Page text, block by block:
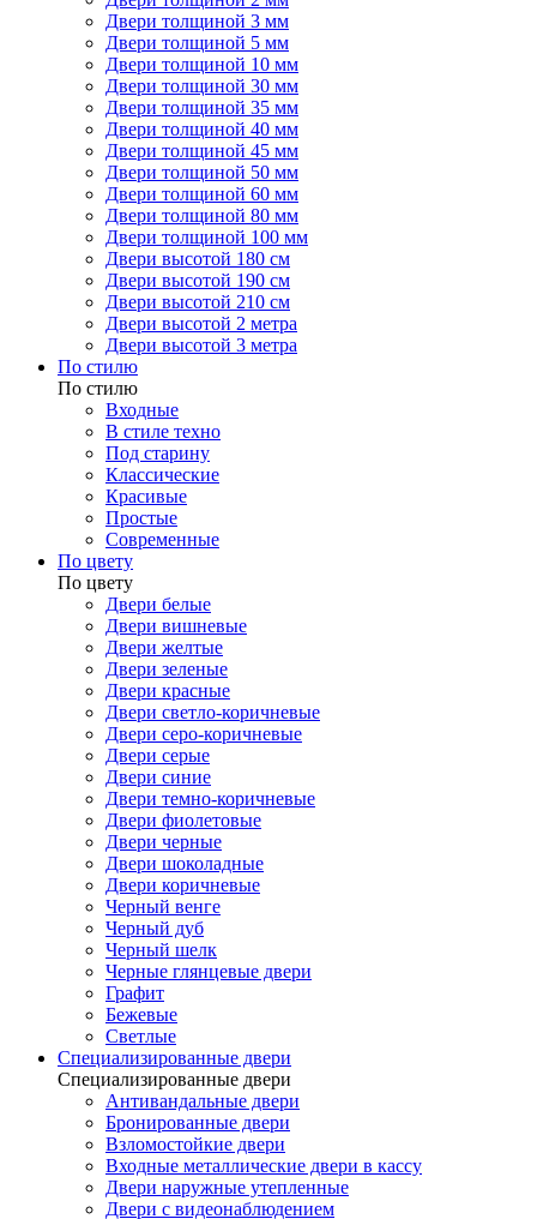
Двери толщиной 3 мм
Двери толщиной 5 мм
Двери толщиной 10 мм
Двери толщиной 30 мм
Двери толщиной 35 мм
Двери толщиной 40 мм
Двери толщиной 45 мм
Двери толщиной 50 мм
Двери толщиной 60 мм
Двери толщиной 80 мм
Двери толщиной 100 мм
Двери высотой 180 см
Двери высотой 190 см
Двери высотой 210 см
Двери высотой 2 метра
Двери высотой 3 метра
По стилю
По стилю
Входные
В стиле техно
Под старину
Классические
Красивые
Простые
Современные
По цвету
По цвету
Двери белые
Двери вишневые
Двери желтые
Двери зеленые
Двери красные
Двери светло-коричневые
Двери серо-коричневые
Двери серые
Двери синие
Двери темно-коричневые
Двери фиолетовые
Двери черные
Двери шоколадные
Двери коричневые
Черный венге
Черный дуб
Черный шелк
Черные глянцевые двери
Графит
Бежевые
Светлые
Специализированные двери
Специализированные двери
Антивандальные двери
Бронированные двери
Взломостойкие двери
Входные металлические двери в кассу
Двери наружные утепленные
Двери с видеонаблюдением